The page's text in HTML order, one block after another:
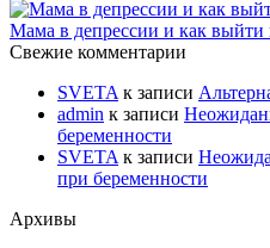
Мама в депрессии и как выйти
Свежие комментарии
SVETA к записи
admin к записи
беременности
SVETA к записи
при беременности
Архивы